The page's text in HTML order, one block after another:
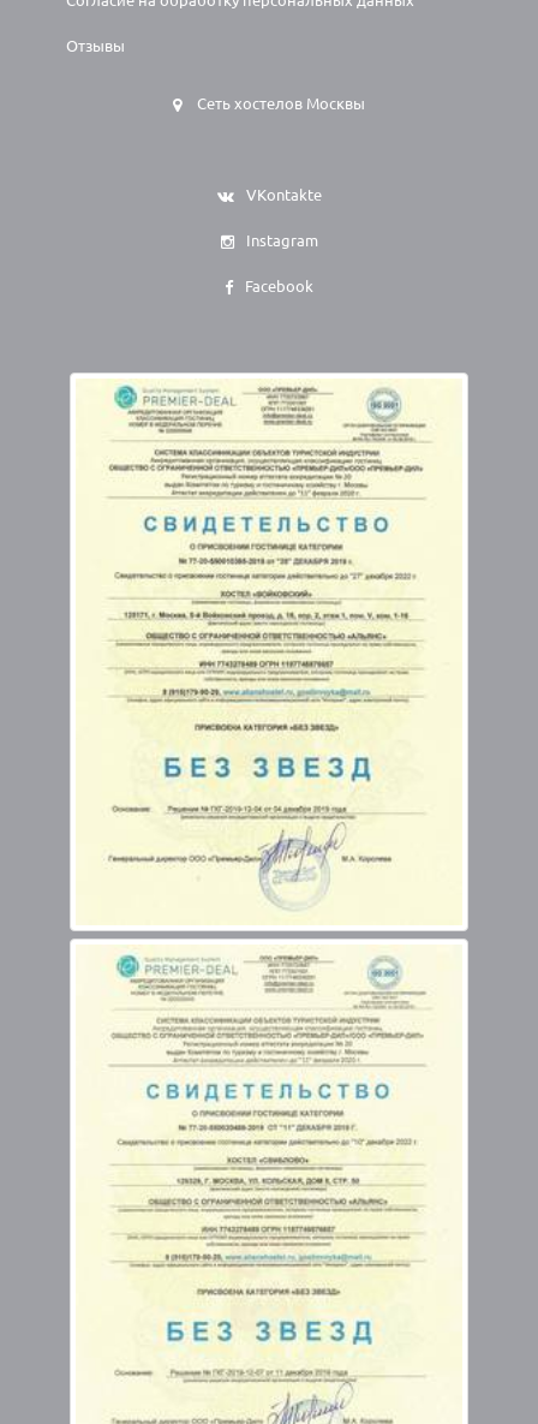
Отзывы
Сеть хостелов Москвы
VKontakte
Instagram
Facebook